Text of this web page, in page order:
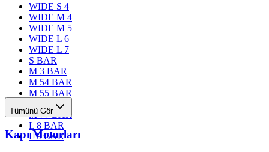
WIDE S 4
WIDE M 4
WIDE M 5
WIDE L 6
WIDE L 7
S BAR
M 3 BAR
M 54 BAR
M 55 BAR
M 76 BAR
M 77 BAR
L 8 BAR
L 9 BAR
Tümünü Gör
Kapı Motorları